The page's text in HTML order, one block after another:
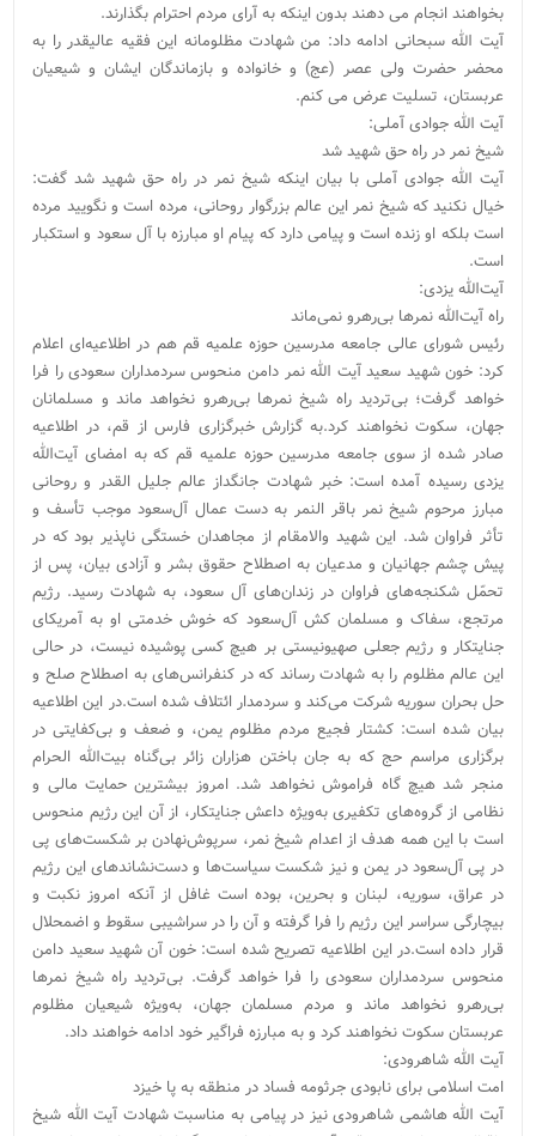
بخواهند انجام می دهند بدون اینکه به آرای مردم احترام بگذارند.
آیت الله سبحانی ادامه داد: من شهادت مظلومانه این فقیه عالیقدر را به
محضر حضرت ولی عصر (عج) و خانواده و بازماندگان ایشان و شیعیان
عربستان، تسلیت عرض می کنم.
آیت الله جوادی آملی:
شیخ نمر در راه حق شهید شد
آیت الله جوادی آملی با بیان اینکه شیخ نمر در راه حق شهید شد گفت:
خیال نکنید که شیخ نمر این عالم بزرگوار روحانی، مرده است و نگویید مرده
است بلکه او زنده است و پیامی دارد که پیام او مبارزه با آل سعود و استکبار
است.
آیت‌الله یزدی:
راه آیت‌الله نمرها بی‌رهرو نمی‌ماند
رئیس شورای عالی جامعه مدرسین حوزه علمیه قم هم در اطلاعیه‌‌ای اعلام
کرد: خون شهید سعید آیت الله نمر دامن منحوس سردمداران سعودی را فرا
خواهد گرفت؛ بی‌تردید راه شیخ نمر‌ها بی‌رهرو نخواهد ماند و مسلمانان
جهان، سکوت نخواهند کرد.به گزارش خبرگزاری فارس از قم، در اطلاعیه‌
صادر شده از سوی جامعه مدرسین حوزه علمیه قم که به امضای آیت‌الله
یزدی رسیده آمده است: خبر شهادت جانگداز عالم جلیل القدر و روحانی
مبارز مرحوم شیخ نمر باقر النمر به دست عمال آل‌سعود موجب تأسف و
تأثر فراوان شد. این شهید والامقام از مجاهدان خستگی ناپذیر بود که در
پیش چشم جهانیان و مدعیان به اصطلاح حقوق بشر و آزادی بیان، پس از
تحمّل شکنجه‌های فراوان در زندان‌های آل سعود، به شهادت رسید. رژیم
مرتجع، سفاک و مسلمان کش آل‌سعود که خوش خدمتی او به آمریکای
جنایتکار و رژیم جعلی صهیونیستی بر هیچ کسی پوشیده نیست، در حالی
این عالم مظلوم را به شهادت رساند که در کنفرانس‌های به اصطلاح صلح و
حل بحران سوریه شرکت می‌کند و سردمدار ائتلاف شده است.در این اطلاعیه
بیان شده است: کشتار فجیع مردم مظلوم یمن، و ضعف و بی‌کفایتی در
برگزاری مراسم حج که به جان باختن هزاران زائر بی‌گناه بیت‌الله الحرام
منجر شد هیچ گاه فراموش نخواهد شد. امروز بیشترین حمایت مالی و
نظامی از گروه‌های تکفیری به‌ویژه داعش جنایتکار، از آن این رژیم منحوس
است با این همه هدف از اعدام شیخ نمر، سرپوش‌نهادن بر شکست‌های پی
در پی آل‌سعود در یمن و نیز شکست سیاست‌ها و دست‌نشاندهای این رژیم
در عراق، سوریه، لبنان و بحرین، بوده است غافل از آنکه امروز نکبت و
بیچارگی سراسر این رژیم را فرا گرفته و آن را در سراشیبی سقوط و اضمحلال
قرار داده است.در این اطلاعیه تصریح شده است: خون آن شهید سعید دامن
منحوس سردمداران سعودی را فرا خواهد گرفت. بی‌تردید راه شیخ نمر‌ها
بی‌رهرو نخواهد ماند و مردم مسلمان جهان، به‌ویژه شیعیان مظلوم
عربستان سکوت نخواهند کرد و به مبارزه فراگیر خود ادامه خواهند داد.
آیت الله شاهرودی:
امت اسلامی برای نابودی جرثومه فساد در منطقه به پا خیزد
آیت الله هاشمی شاهرودی نیز در پیامی به مناسبت شهادت آیت الله شیخ